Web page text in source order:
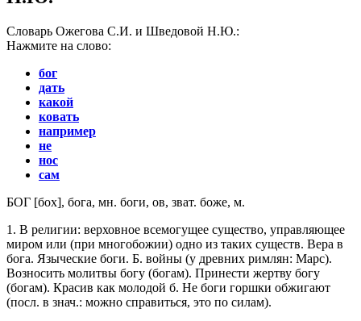
Словарь Ожегова С.И. и Шведовой Н.Ю.:
Нажмите на слово:
бог
дать
какой
ковать
например
не
нос
сам
БОГ [бох], бога, мн. боги, ов, зват. боже, м.
1. В религии: верховное всемогущее существо, управляющее
миром или (при многобожии) одно из таких существ. Вера в
бога. Языческие боги. Б. войны (у древних римлян: Марс).
Возносить молитвы богу (богам). Принести жертву богу
(богам). Красив как молодой б. Не боги горшки обжигают
(посл. в знач.: можно справиться, это по силам).